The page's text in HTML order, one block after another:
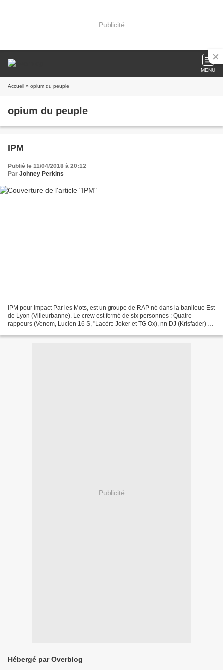
Publicité
MENU
Accueil » opium du peuple
opium du peuple
IPM
Publié le 11/04/2018 à 20:12
Par Johney Perkins
IPM pour Impact Par les Mots, est un groupe de RAP né dans la banlieue Est
de Lyon (Villeurbanne). Le crew est formé de six personnes : Quatre
rappeurs (Venom, Lucien 16 S, "Lacère Joker et TG Ox), nn DJ (Krisfader) et
Publicité
Hébergé par Overblog